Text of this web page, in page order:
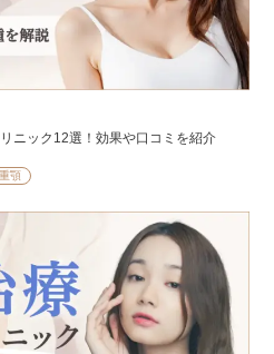
ニック12選！効果や口コミを紹介
顎